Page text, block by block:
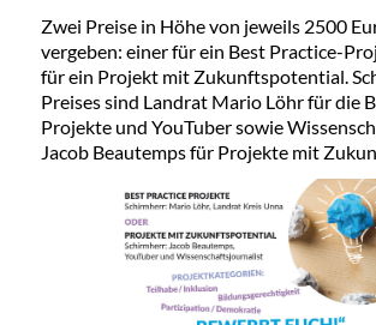
Zwei Preise in Höhe von jeweils 2500
vergeben: einer für ein Best Practice-
für ein Projekt mit Zukunftspotential.
Preises sind Landrat Mario Löhr für die
Projekte und YouTuber sowie
Jacob Beautemps für Projekte mit